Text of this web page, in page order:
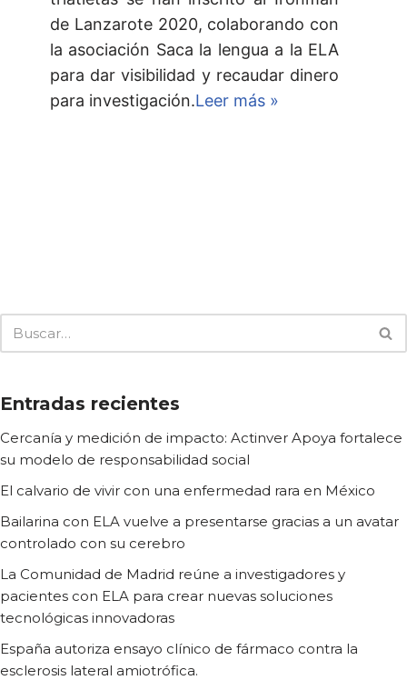
de Lanzarote 2020, colaborando con
la asociación Saca la lengua a la ELA
para dar visibilidad y recaudar dinero
para investigación.Leer más »
Entradas recientes
Cercanía y medición de impacto: Actinver Apoya fortalece
su modelo de responsabilidad social
El calvario de vivir con una enfermedad rara en México
Bailarina con ELA vuelve a presentarse gracias a un avatar
controlado con su cerebro
La Comunidad de Madrid reúne a investigadores y
pacientes con ELA para crear nuevas soluciones
tecnológicas innovadoras
España autoriza ensayo clínico de fármaco contra la
esclerosis lateral amiotrófica.